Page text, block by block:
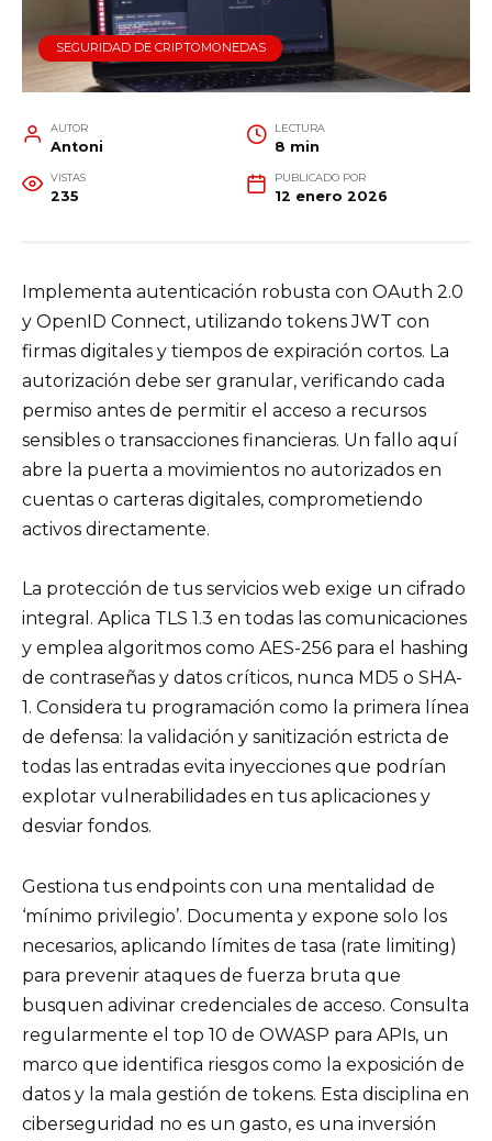
SEGURIDAD DE CRIPTOMONEDAS
AUTOR
Antoni
LECTURA
8 min
VISTAS
235
PUBLICADO POR
12 enero 2026
Implementa autenticación robusta con OAuth 2.0
y OpenID Connect, utilizando tokens JWT con
firmas digitales y tiempos de expiración cortos. La
autorización debe ser granular, verificando cada
permiso antes de permitir el acceso a recursos
sensibles o transacciones financieras. Un fallo aquí
abre la puerta a movimientos no autorizados en
cuentas o carteras digitales, comprometiendo
activos directamente.
La protección de tus servicios web exige un cifrado
integral. Aplica TLS 1.3 en todas las comunicaciones
y emplea algoritmos como AES-256 para el hashing
de contraseñas y datos críticos, nunca MD5 o SHA-
1. Considera tu programación como la primera línea
de defensa: la validación y sanitización estricta de
todas las entradas evita inyecciones que podrían
explotar vulnerabilidades en tus aplicaciones y
desviar fondos.
Gestiona tus endpoints con una mentalidad de
‘mínimo privilegio’. Documenta y expone solo los
necesarios, aplicando límites de tasa (rate limiting)
para prevenir ataques de fuerza bruta que
busquen adivinar credenciales de acceso. Consulta
regularmente el top 10 de OWASP para APIs, un
marco que identifica riesgos como la exposición de
datos y la mala gestión de tokens. Esta disciplina en
ciberseguridad no es un gasto, es una inversión